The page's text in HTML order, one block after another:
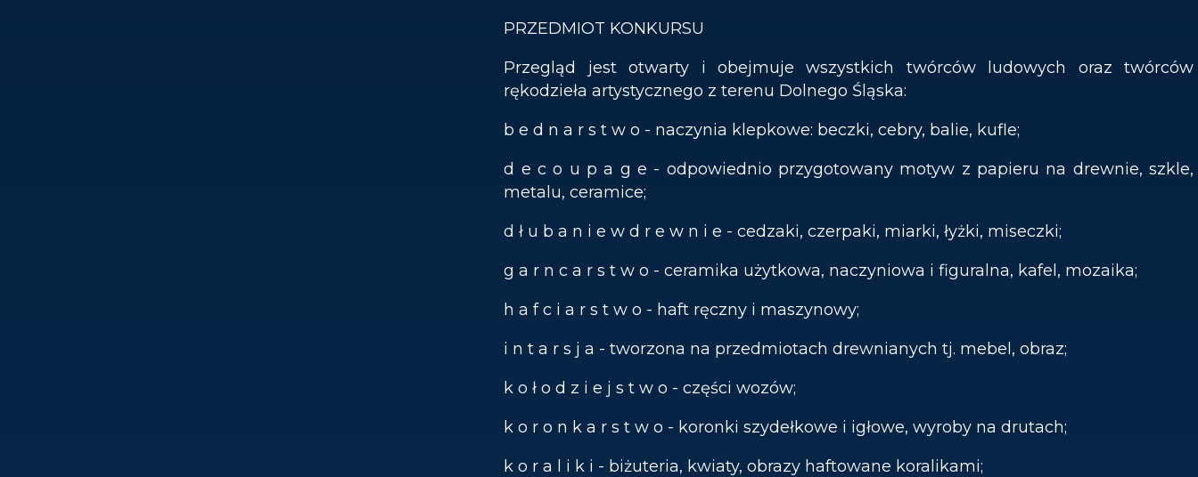
PRZEDMIOT KONKURSU
Przegląd jest otwarty i obejmuje wszystkich twórców ludowych oraz twórców
rękodzieła artystycznego z terenu Dolnego Śląska:
b e d n a r s t w o - naczynia klepkowe: beczki, cebry, balie, kufle;
d e c o u p a g e - odpowiednio przygotowany motyw z papieru na drewnie, szkle,
metalu, ceramice;
d ł u b a n i e w d r e w n i e - cedzaki, czerpaki, miarki, łyżki, miseczki;
g a r n c a r s t w o - ceramika użytkowa, naczyniowa i figuralna, kafel, mozaika;
h a f c i a r s t w o - haft ręczny i maszynowy;
i n t a r s j a - tworzona na przedmiotach drewnianych tj. mebel, obraz;
k o ł o d z i e j s t w o - części wozów;
k o r o n k a r s t w o - koronki szydełkowe i igłowe, wyroby na drutach;
k o r a l i k i - biżuteria, kwiaty, obrazy haftowane koralikami;